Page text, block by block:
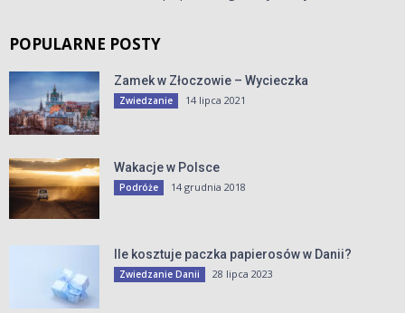
POPULARNE POSTY
Zamek w Złoczowie – Wycieczka
Zwiedzanie 14 lipca 2021
Wakacje w Polsce
Podróże 14 grudnia 2018
Ile kosztuje paczka papierosów w Danii?
Zwiedzanie Danii 28 lipca 2023